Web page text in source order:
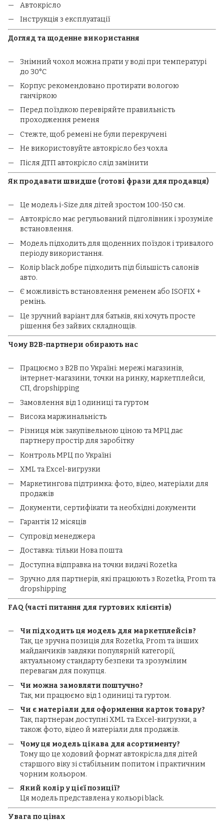
Автокрісло
Інструкція з експлуатації
Догляд та щоденне використання
Знімний чохол можна прати у воді при температурі
до 30°C
Корпус рекомендовано протирати вологою
ганчіркою
Перед поїздкою перевіряйте правильність
проходження ременя
Стежте, щоб ремені не були перекручені
Не використовуйте автокрісло без чохла
Після ДТП автокрісло слід замінити
Як продавати швидше (готові фрази для продавця)
Це модель i-Size для дітей зростом 100-150 см.
Автокрісло має регульований підголівник і зрозуміле
встановлення.
Модель підходить для щоденних поїздок і тривалого
періоду використання.
Колір black добре підходить під більшість салонів
авто.
Є можливість встановлення ременем або ISOFIX +
ремінь.
Це зручний варіант для батьків, які хочуть просте
рішення без зайвих складнощів.
Чому B2B-партнери обирають нас
Працюємо з B2B по Україні: мережі магазинів,
інтернет-магазини, точки на ринку, маркетплейси,
СП, dropshipping
Замовлення від 1 одиниці та гуртом
Висока маржинальність
Різниця між закупівельною ціною та МРЦ дає
партнеру простір для заробітку
Контроль МРЦ по Україні
XML та Excel-вигрузки
Маркетингова підтримка: фото, відео, матеріали для
продажів
Документи, сертифікати та необхідні документи
Гарантія 12 місяців
Супровід менеджера
Доставка: тільки Нова пошта
Доступна відправка на точки видачі Rozetka
Зручно для партнерів, які працюють з Rozetka, Prom та
dropshipping
FAQ (часті питання для гуртових клієнтів)
Чи підходить ця модель для маркетплейсів?
Так, це зручна позиція для Rozetka, Prom та інших
майданчиків завдяки популярній категорії,
актуальному стандарту безпеки та зрозумілим
перевагам для покупця.
Чи можна замовляти поштучно?
Так, ми працюємо від 1 одиниці та гуртом.
Чи є матеріали для оформлення карток товару?
Так, партнерам доступні XML та Excel-вигрузки, а
також фото, відео й матеріали для продажів.
Чому ця модель цікава для асортименту?
Тому що це ходовий формат автокрісла для дітей
старшого віку зі стабільним попитом і практичним
чорним кольором.
Який колір у цієї позиції?
Ця модель представлена у кольорі black.
Увага по цінах